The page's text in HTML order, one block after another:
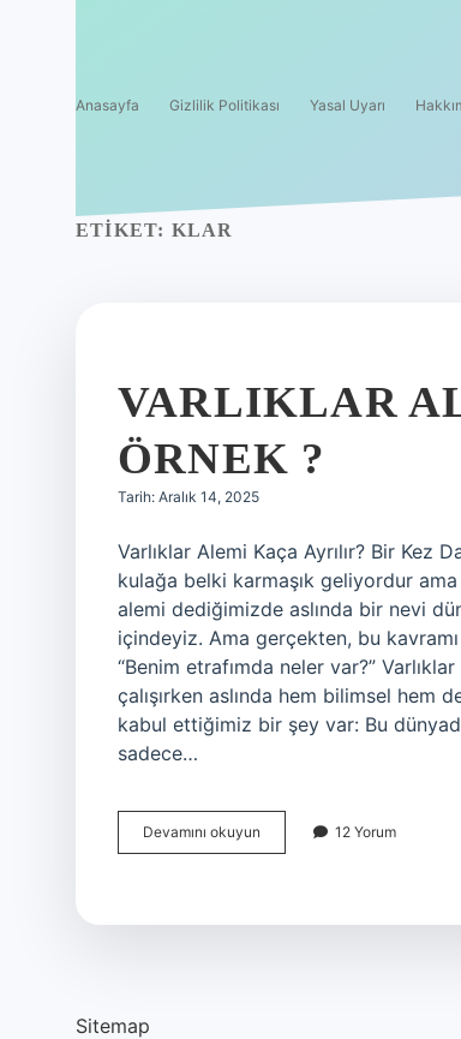
Anasayfa Gizlilik Politikası Yasal Uyarı
ETIKET: KLAR
VARLIKLAR
ÖRNEK ?
Tarih: Aralık 14, 2025
Varlıklar Alemi Kaça Ayrılır? Bir Kez
kulağa belki karmaşık geliyordur
alemi dediğimizde aslında bir nevi
içindeyiz. Ama gerçekten, bu
“Benim etrafımda neler var?”
çalışırken aslında hem bilimsel
kabul ettiğimiz bir şey var: Bu
sadece…
Devamını okuyun
alemi
12 Yorum
Sitemap